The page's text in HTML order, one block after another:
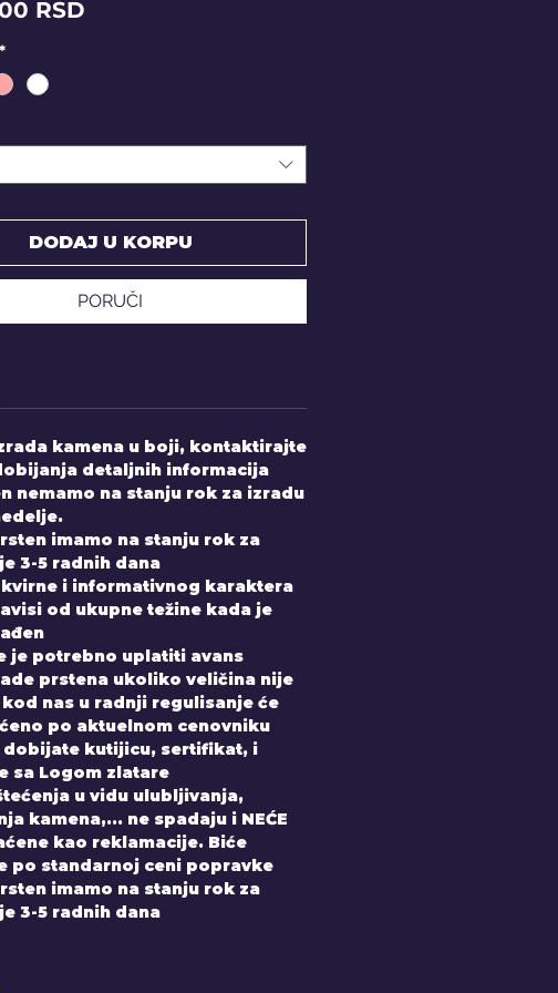
RSD
*
DODAJ U KORPU
PORUČI
kamena u boji, kontaktirajte
detaljnih informacija
nemamo na stanju rok za izradu
imamo na stanju rok za
3-5 radnih dana
i informativnog karaktera
od ukupne težine kada je
je potrebno uplatiti avans
prstena ukoliko veličina nije
nas u radnji regulisanje će
po aktuelnom cenovniku
dobijate kutijicu, sertifikat, i
sa Logom zlatare
u vidu ulubljivanja,
kamena,... ne spadaju i NEĆE
kao reklamacije. Biće
po standarnoj ceni popravke
imamo na stanju rok za
3-5 radnih dana